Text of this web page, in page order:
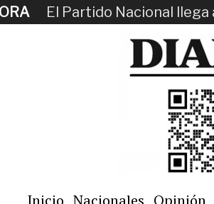
El Partido Nacional llega
Inicio Nacionales Opinión